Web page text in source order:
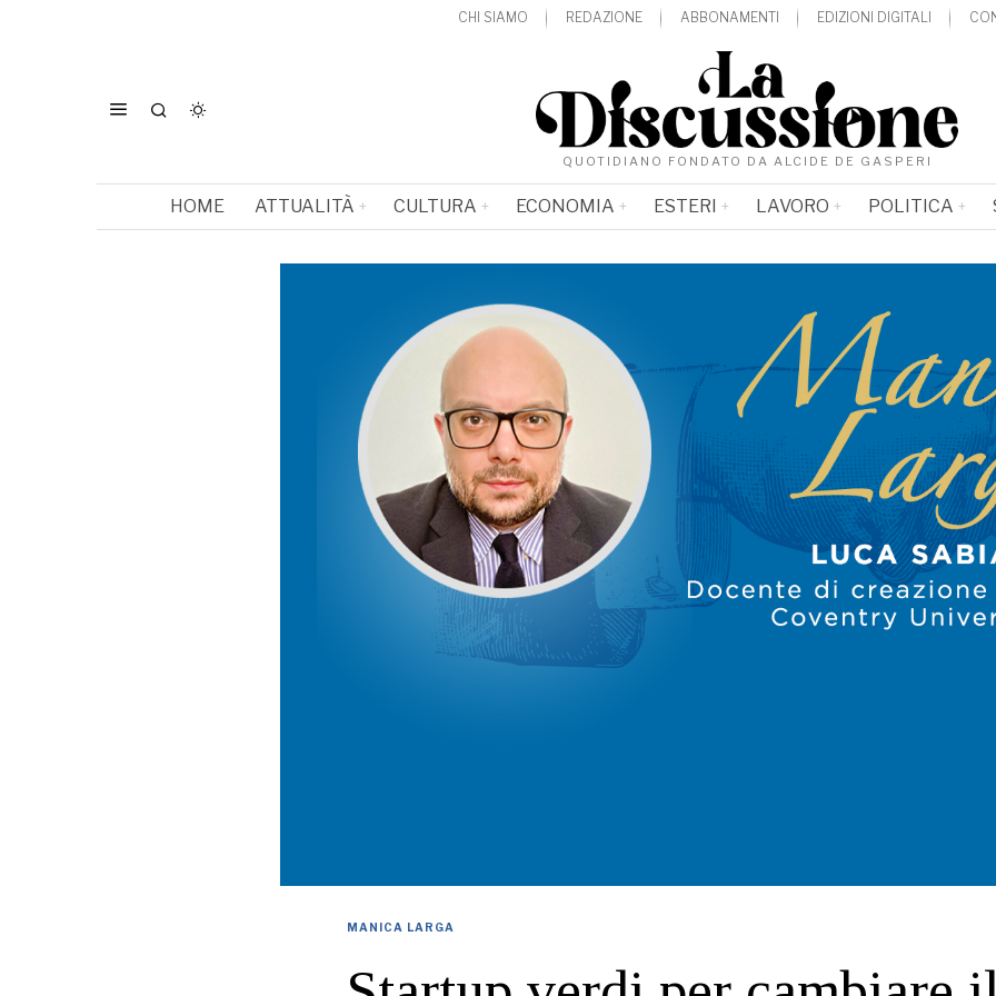
CHI SIAMO REDAZIONE ABBONAMENTI EDIZIONI DIGITALI
QUOTIDIANO FONDATO DA ALCIDE DE GASPERI
HOME ATTUALITÀ CULTURA ECONOMIA ESTERI LAVORO POLITICA
MANICA LARGA